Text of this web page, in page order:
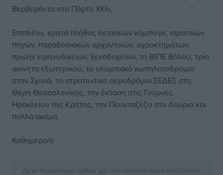
Βερβερόντα στο Πόρτο Χέλι.
Επιπλέον, κρατά πλήθος εκτάσεων κάμπινγκ, ιαματικών
πηγών, παραδοσιακών αρχοντικών, αγροκτημάτων,
πρώην ειρηνοδικείων, ξενοδοχείων, τη ΒΙΠΕ Βόλου, τρία
ακίνητα εξωτερικού, το ολυμπιακό κωπηλατοδρόμιο
στον Σχινιά, το στρατιωτικό αεροδρόμιο ΣΕΔΕΣ στη
Θέρη Θεσσαλονίκης, την έκταση στις Γούρνες
Ηρακλείου της Κρήτης, την Πουνταζέζα στο Λαύριο και
πολλά ακόμα.
Καθημερινή
Δείτε περισσότερα άρθρα μας στα αποτελέσματα αναζήτησης